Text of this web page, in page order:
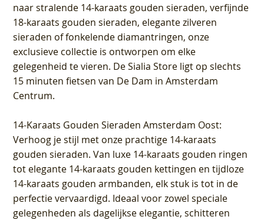
naar stralende 14-karaats gouden sieraden, verfijnde
18-karaats gouden sieraden, elegante zilveren
sieraden of fonkelende diamantringen, onze
exclusieve collectie is ontworpen om elke
gelegenheid te vieren. De Sialia Store ligt op slechts
15 minuten fietsen van De Dam in Amsterdam
Centrum.
14-Karaats Gouden Sieraden Amsterdam Oost:
Verhoog je stijl met onze prachtige 14-karaats
gouden sieraden. Van luxe 14-karaats gouden ringen
tot elegante 14-karaats gouden kettingen en tijdloze
14-karaats gouden armbanden, elk stuk is tot in de
perfectie vervaardigd. Ideaal voor zowel speciale
gelegenheden als dagelijkse elegantie, schitteren